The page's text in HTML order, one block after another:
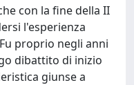
con la fine della II
l'esperienza
proprio negli anni
dibattito di inizio
giunse a